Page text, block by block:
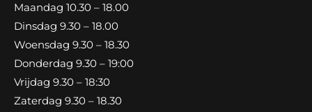
Maandag 10.30 – 18.00
Dinsdag 9.30 – 18.00
Woensdag 9.30 – 18.30
Donderdag 9.30 – 19:00
Vrijdag 9.30 – 18:30
Zaterdag 9.30 – 18.30